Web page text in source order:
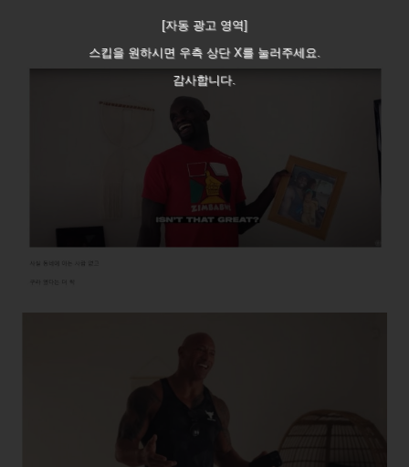
[자동 광고 영역]
스킵을 원하시면 우측 상단 X를 눌러주세요.
감사합니다.